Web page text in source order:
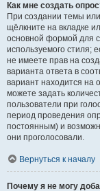
Как мне создать
При создании темы
щёлкните на вкладке
основной формой для
используемого стиля;
не имеете прав на
варианта ответа в
вариант находится на
можете задать
пользователи при
период проведения
постоянным) и
они проголосовали.
Вернуться к началу
Почему я не могу